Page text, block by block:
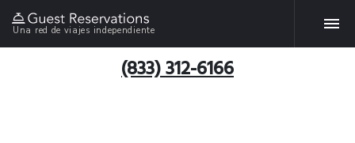
Una red de viajes independiente
(833) 312-6166